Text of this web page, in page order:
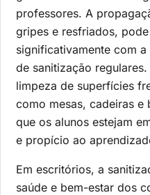
professores. A
gripes e resfriados,
significativamente com
de sanitização
limpeza de superfícies
como mesas, cadeiras e
que os alunos estejam
e propício ao
Em escritórios, a
saúde e bem-estar dos